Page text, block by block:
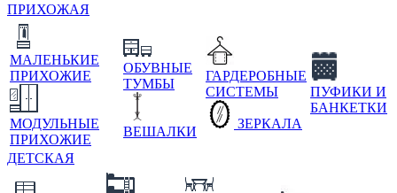
ПРИХОЖАЯ
МАЛЕНЬКИЕ
ПРИХОЖИЕ
МОДУЛЬНЫЕ
ПРИХОЖИЕ
ОБУВНЫЕ
ТУМБЫ
ВЕШАЛКИ
ГАРДЕРОБНЫЕ
СИСТЕМЫ
ЗЕРКАЛА
ПУФИКИ И
БАНКЕТКИ
ДЕТСКАЯ